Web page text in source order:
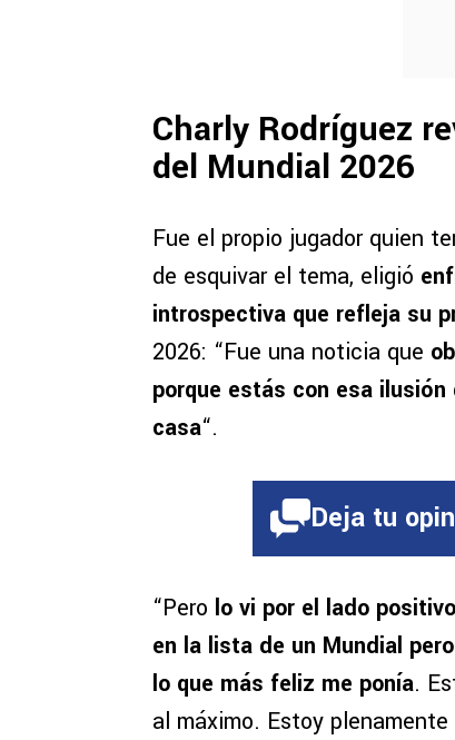
Charly Rodríguez
del Mundial 2026
Fue el propio jugador quien
de esquivar el tema, eligió
introspectiva que refleja su
2026: “Fue una noticia que
porque estás con esa
casa“.
Deja tu
“Pero lo vi por el lado
en la lista de un Mundial
lo que más feliz me ponía.
al máximo. Estoy